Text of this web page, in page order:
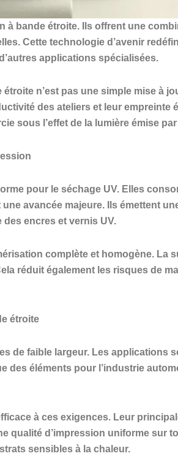
à bande étroite. Ils offrent une
Cette technologie d’avenir
applications spécialisées.
n’est pas une simple mise à
des ateliers et leur empreinte
sous l’effet de la lumière émise
pour le séchage UV. Elles
avancée majeure. Ils émettent
encres et vernis UV.
complète et homogène. La
réduit également les risques de
étroite
de faible largeur. Les
des éléments pour l’industrie
à ces exigences. Leur
qualité d’impression uniforme sur
sensibles à la chaleur.